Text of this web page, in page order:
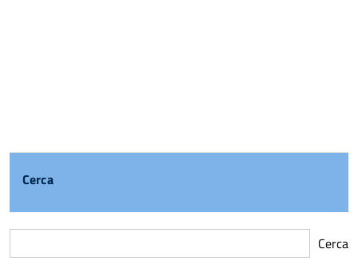
Cerca
Cerca